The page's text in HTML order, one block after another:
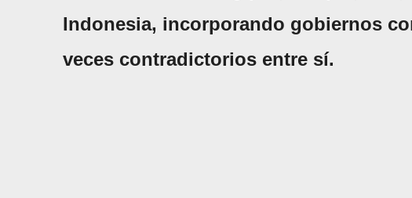
Indonesia, incorporando gobiernos
veces contradictorios entre sí.